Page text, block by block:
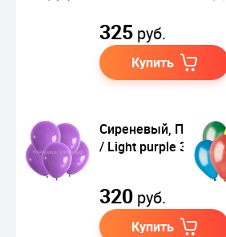
325 руб.
Купить
Сиреневый, Пастель
/ Light purple 30 см
320 руб.
Купить